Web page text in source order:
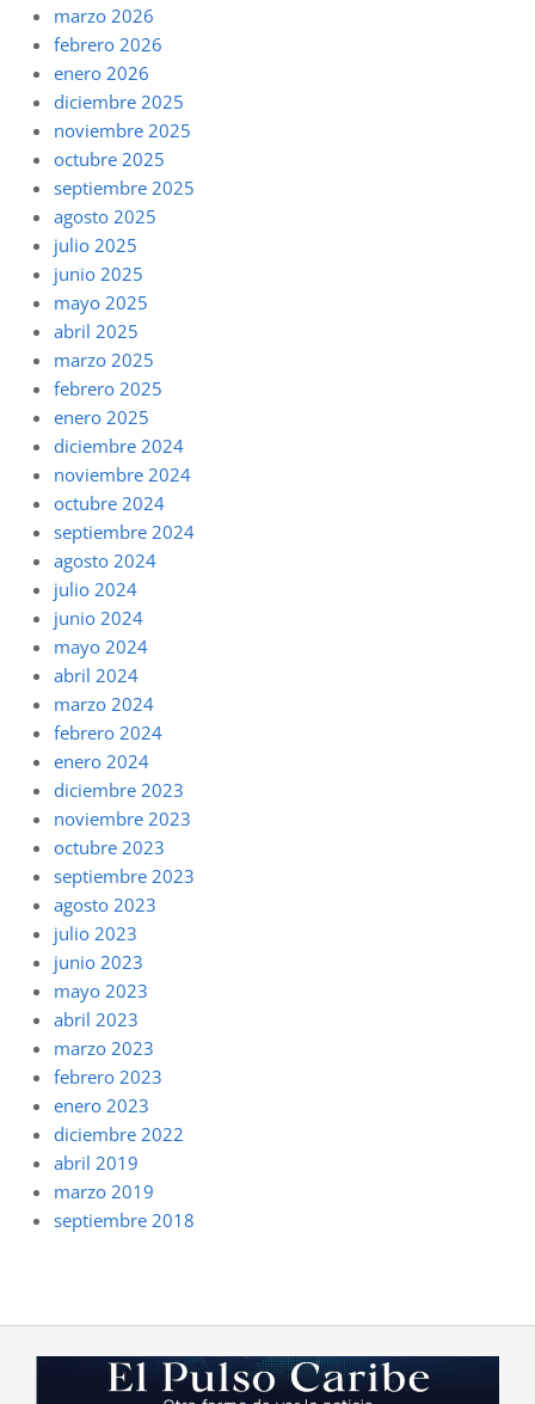
marzo 2026
febrero 2026
enero 2026
diciembre 2025
noviembre 2025
octubre 2025
septiembre 2025
agosto 2025
julio 2025
junio 2025
mayo 2025
abril 2025
marzo 2025
febrero 2025
enero 2025
diciembre 2024
noviembre 2024
octubre 2024
septiembre 2024
agosto 2024
julio 2024
junio 2024
mayo 2024
abril 2024
marzo 2024
febrero 2024
enero 2024
diciembre 2023
noviembre 2023
octubre 2023
septiembre 2023
agosto 2023
julio 2023
junio 2023
mayo 2023
abril 2023
marzo 2023
febrero 2023
enero 2023
diciembre 2022
abril 2019
marzo 2019
septiembre 2018